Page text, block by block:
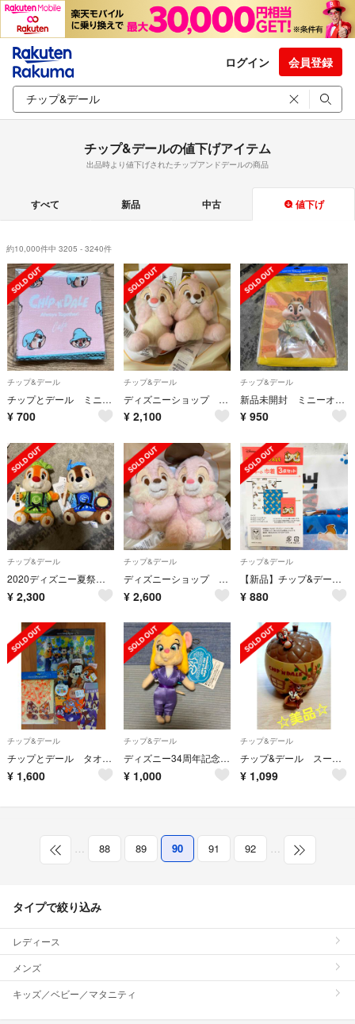
ログイン 会員登録
チップ&デールの値下げアイテム
出品時より値下げされたチップアンドデールの商品
すべて 新品 中古 値下げ
約10,000件中 3205 - 3240件
チップ&デール
チップとデール ミニタオル 新品 未使用
¥ 700
チップ&デール
ディズニーショップ さくらSAKURA2023チップデールぬいぐるみキーホルダー
¥ 2,100
チップ&デール
新品未開封 ミニーオーミニー チップ&デール
¥ 950
チップ&デール
2020ディズニー夏祭り⭐️チップとデールぬいぐるみバッジ
¥ 2,300
チップ&デール
ディズニーショップ サクラSAKURA2023 チップとデール ぬいぐるみ
¥ 2,600
チップ&デール
【新品】チップ&デール ディズニー 巾着袋 3枚セット
¥ 880
チップ&デール
チップとデール タオル、ホルダー、靴下
¥ 1,600
チップ&デール
ディズニー34周年記念❣️ガジェットぬいぐるみバッジ
¥ 1,000
チップ&デール
チップ&デール スーベニアケース 小物入れ ディズニー
¥ 1,099
… 88 89 90 91 92 …
タイプで絞り込み
レディース
メンズ
キッズ／ベビー／マタニティ